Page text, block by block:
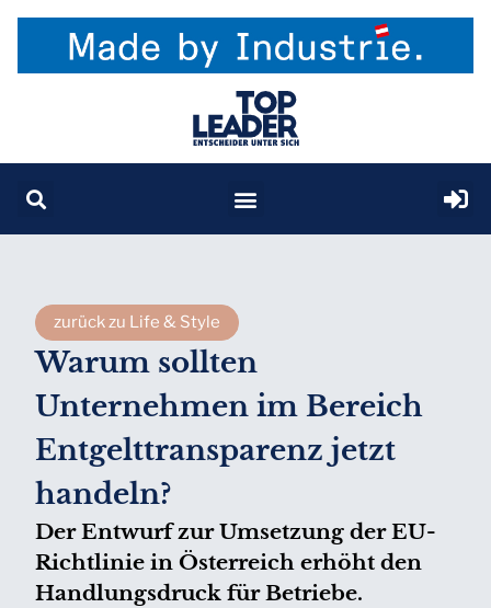
zurück zu Life & Style
Warum sollten
Unternehmen im Bereich
Entgelttransparenz jetzt
handeln?
Der Entwurf zur Umsetzung der EU-
Richtlinie in Österreich erhöht den
Handlungsdruck für Betriebe.